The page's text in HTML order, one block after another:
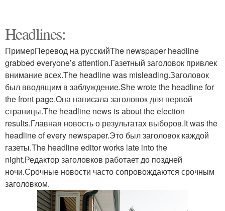
Headlines:
ПримерПеревод на русскийThe newspaper headline
grabbed everyone’s attention.Газетный заголовок привлек
внимание всех.The headline was misleading.Заголовок
был вводящим в заблуждение.She wrote the headline for
the front page.Она написала заголовок для первой
страницы.The headline news is about the election
results.Главная новость о результатах выборов.It was the
headline of every newspaper.Это был заголовок каждой
газеты.The headline editor works late into the
night.Редактор заголовков работает до поздней
ночи.Срочные новости часто сопровождаются срочным
заголовком.